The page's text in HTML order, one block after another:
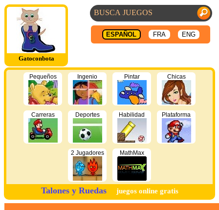
Gatoconbota
ESPAÑOL FRA ENG
Pequeños Ingenio Pintar Chicas
Carreras Deportes Habilidad Plataforma
2 Jugadores MathMax
Talones y Ruedas juegos online gratis